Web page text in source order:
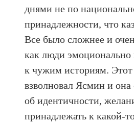
днями не по
принадлежности, что
Все было сложнее и
как люди эмоционально
к чужим историям.
взволновал Ясмин и она
об идентичности,
принадлежать к какой-